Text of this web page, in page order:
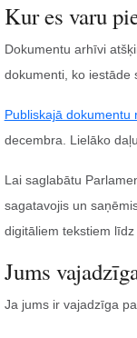
Kur es varu
Dokumentu arhīvi
dokumenti, ko iestāde
Publiskajā dokumentu
decembra. Lielāko
Lai saglabātu
sagatavojis un
digitāliem tekstiem
Jums
Ja jums ir vajadzīga